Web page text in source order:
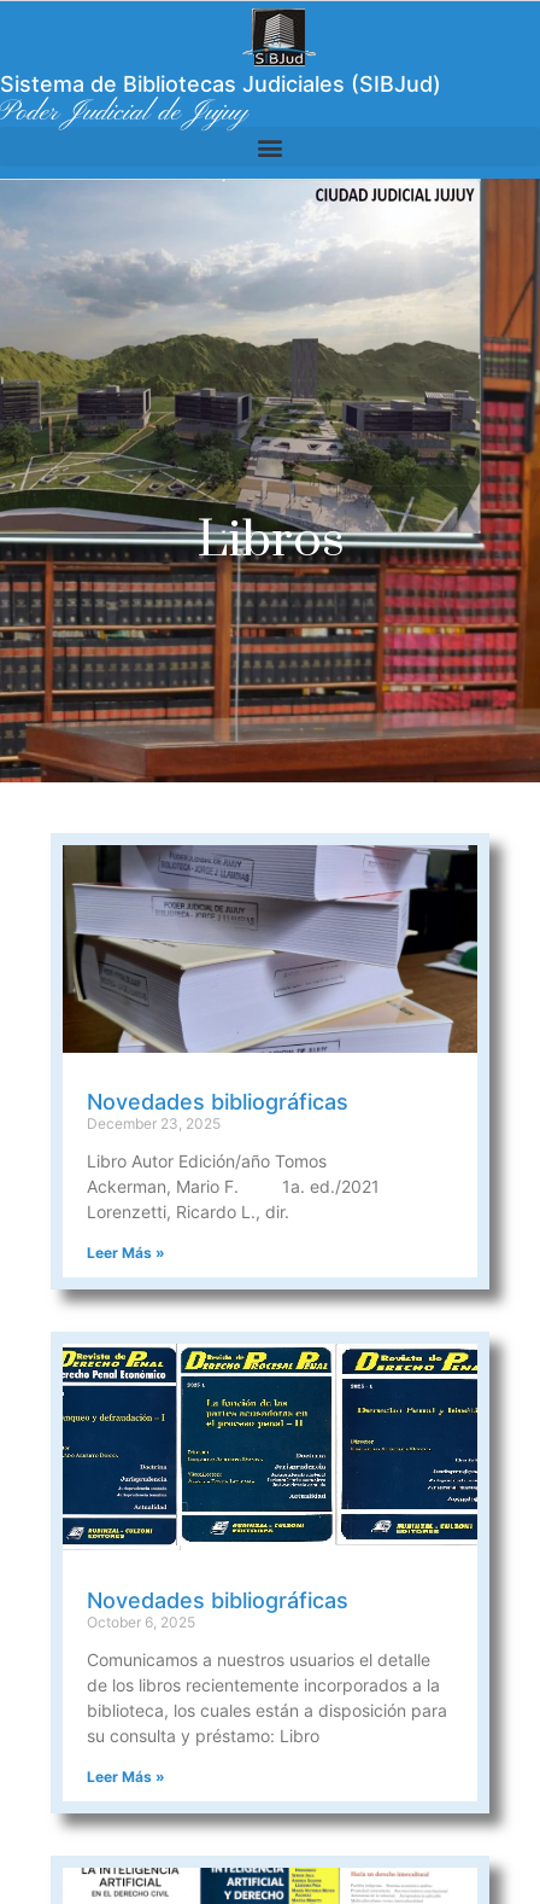
Sistema de Bibliotecas Judiciales (SIBJud)
Poder Judicial de Jujuy
Libros
Novedades bibliográficas
December 23, 2025
Libro Autor Edición/año Tomos
Ackerman, Mario F. 1a. ed./2021
Lorenzetti, Ricardo L., dir.
Leer Más »
Novedades bibliográficas
October 6, 2025
Comunicamos a nuestros usuarios el detalle
de los libros recientemente incorporados a la
biblioteca, los cuales están a disposición para
su consulta y préstamo: Libro
Leer Más »